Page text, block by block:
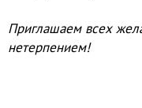
Приглашаем всех
нетерпением!